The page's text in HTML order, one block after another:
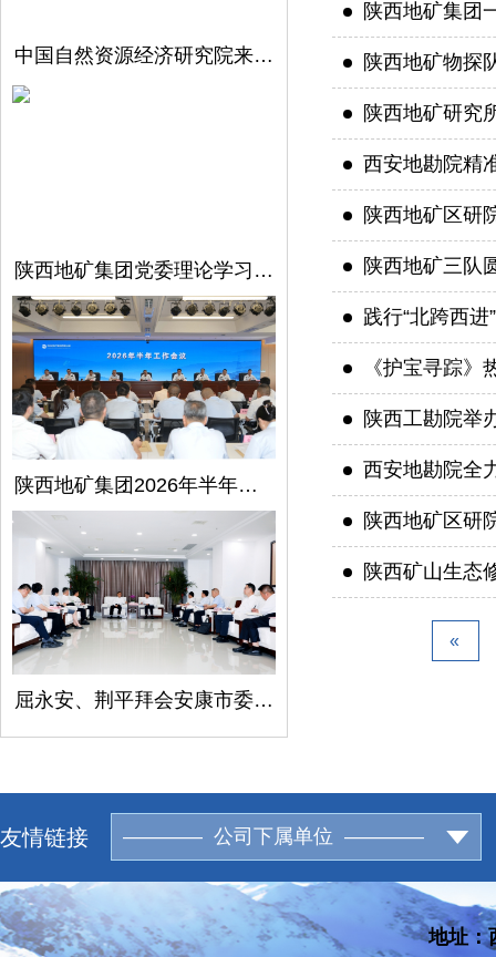
中国自然资源经济研究院来陕西地矿集团开展调研交流
陕西地矿集团党委理论学习中心组召开第5次学习（扩大）会议
陕西地矿集团2026年半年工作会议在西安召开
屈永安、荆平拜会安康市委书记柯昌万
陕西地矿集团
陕西地矿物探
陕西地矿研究
西安地勘院精
陕西地矿区研
陕西地矿三队
践行“北跨西
《护宝寻踪
陕西工勘院举
西安地勘院全
陕西地矿区研
陕西矿山生态
«
友情链接 ———— 公司下属单位 ————
地址